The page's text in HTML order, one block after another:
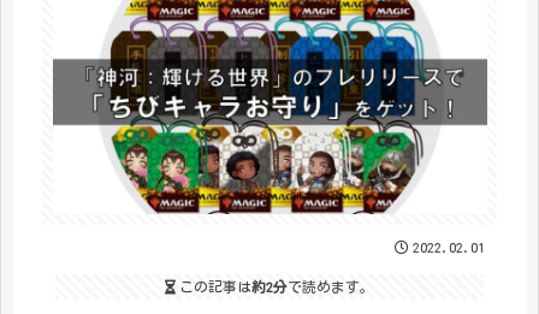
2022.02.01
この記事は約2分で読めます。